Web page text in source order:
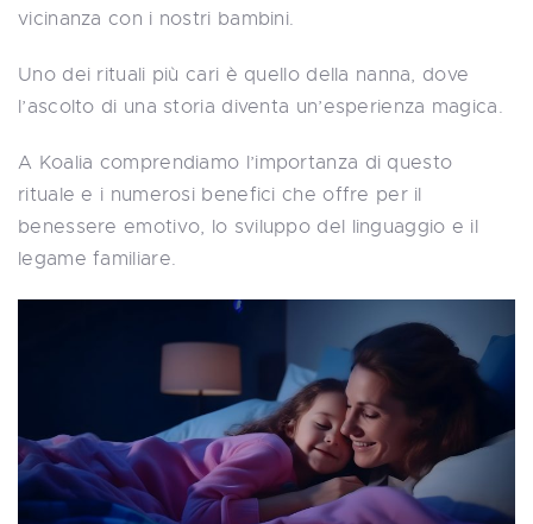
vicinanza con i nostri bambini.
Uno dei rituali più cari è quello della nanna, dove
l’ascolto di una storia diventa un’esperienza magica.
A Koalia comprendiamo l’importanza di questo
rituale e i numerosi benefici che offre per il
benessere emotivo, lo sviluppo del linguaggio e il
legame familiare.